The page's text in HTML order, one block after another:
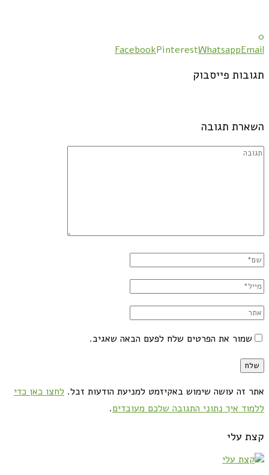
0
FacebookPinterestWhatsappEmail
תגובות פייסבוק
השארת תגובה
שמור את הפרטים שלח לפעם הבאה שאגיב.
אתר זה עושה שימוש באקיזמט למניעת הודעות זבל. לחצו כאן כדי
ללמוד איך נתוני התגובה שלכם מעובדים.
קצת עלי